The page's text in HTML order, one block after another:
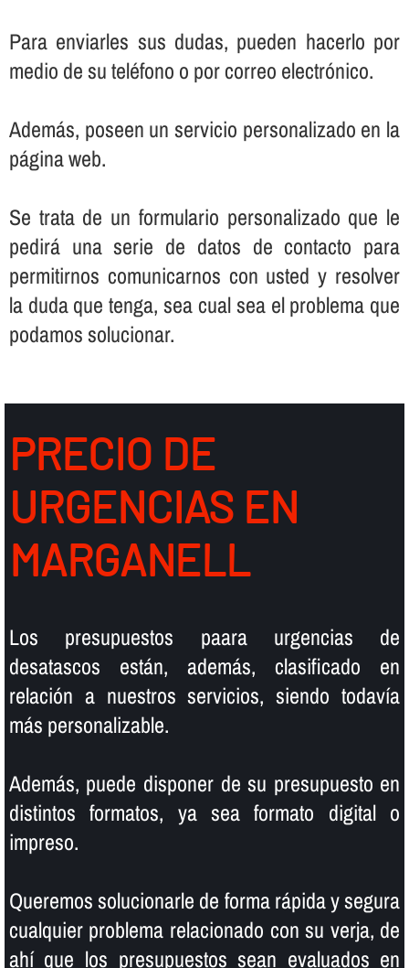
Para enviarles sus dudas, pueden hacerlo por
medio de su teléfono o por correo electrónico.
Además, poseen un servicio personalizado en la
página web.
Se trata de un formulario personalizado que le
pedirá una serie de datos de contacto para
permitirnos comunicarnos con usted y resolver
la duda que tenga, sea cual sea el problema que
podamos solucionar.
PRECIO DE
URGENCIAS EN
MARGANELL
Los presupuestos paara urgencias de
desatascos están, además, clasificado en
relación a nuestros servicios, siendo todaví­a
más personalizable.
Además, puede disponer de su presupuesto en
distintos formatos, ya sea formato digital o
impreso.
Queremos solucionarle de forma rápida y segura
cualquier problema relacionado con su verja, de
ahí­ que los presupuestos sean evaluados en